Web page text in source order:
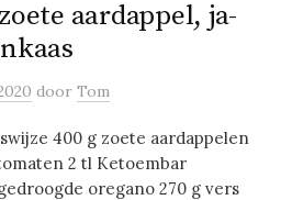
aard­ap­pel, ja­
door Tom
400 g zoete aardappelen
2 tl Ketoembar
oregano 270 g vers